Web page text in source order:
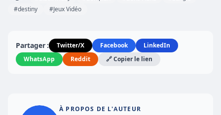
#destiny
#Jeux Vidéo
Partager : Twitter/X Facebook
LinkedIn
WhatsApp
Reddit 🔗 Copier le lien
À PROPOS DE L'AUTEUR